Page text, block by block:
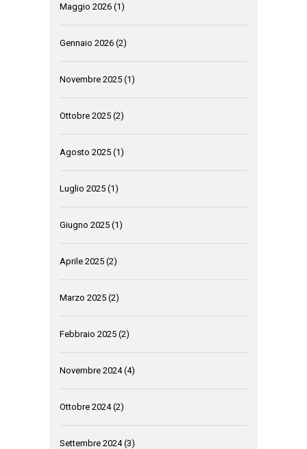
Maggio 2026 (1)
Gennaio 2026 (2)
Novembre 2025 (1)
Ottobre 2025 (2)
Agosto 2025 (1)
Luglio 2025 (1)
Giugno 2025 (1)
Aprile 2025 (2)
Marzo 2025 (2)
Febbraio 2025 (2)
Novembre 2024(4)
Ottobre 2024(2)
Settembre 2024(3)